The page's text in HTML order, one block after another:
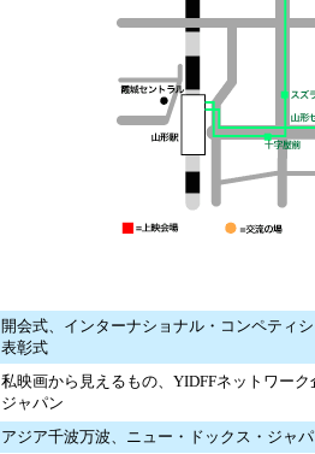
開会式、インターナショナル・コンペティ
表彰式
私映画から見えるもの、YIDFFネットワー
ジャパン
アジア千波万波、ニュー・ドックス・ジャ